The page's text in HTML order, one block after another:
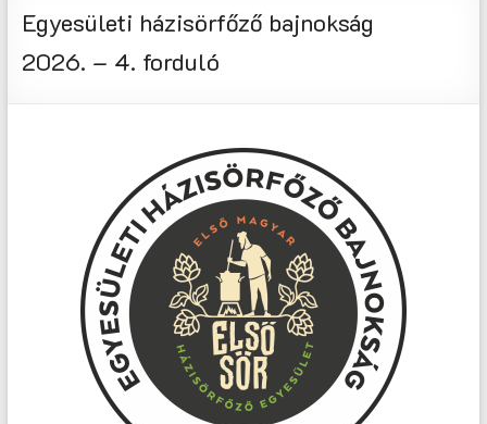
Magyar
Egyesület
Egyesületi házisörfőző bajnokság
2026. – 4. forduló